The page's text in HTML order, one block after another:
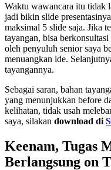
Waktu wawancara itu tidak
jadi bikin slide
maksimal 5 slide saja. Jika
tayangan, bisa
oleh penyuluh senior saya
menuangkan ide.
tayangannya.
Sebagai saran, bahan
yang menunjukkan before
kelihatan, tidak usah
saya, silakan download di
Keenam, Tugas
Berlangsung on